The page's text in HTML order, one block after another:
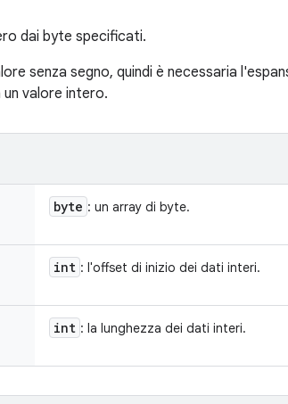
dai byte specificati.
senza segno, quindi è necessaria
valore intero.
byte : un array di byte.
int : l'offset di inizio dei dati interi.
int : la lunghezza dei dati interi.